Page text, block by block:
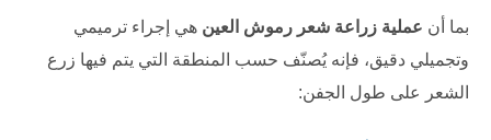
بما أن عملية زراعة شعر رموش العين هي إجراء ترميمي
وتجميلي دقيق، فإنه يُصنّف حسب المنطقة التي يتم فيها زرع
الشعر على طول الجفن: